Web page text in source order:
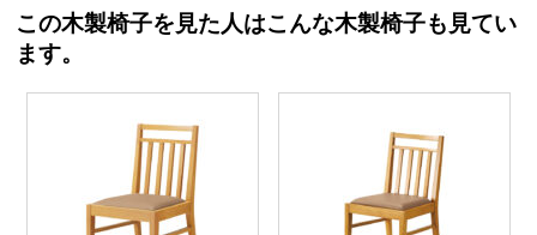
この木製椅子を見た人はこんな木製椅子も見てい
ます。